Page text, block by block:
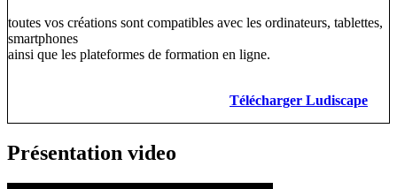
toutes vos créations sont compatibles avec les ordinateurs, tablettes,
smartphones
ainsi que les plateformes de formation en ligne.
Télécharger Ludiscape
Présentation video